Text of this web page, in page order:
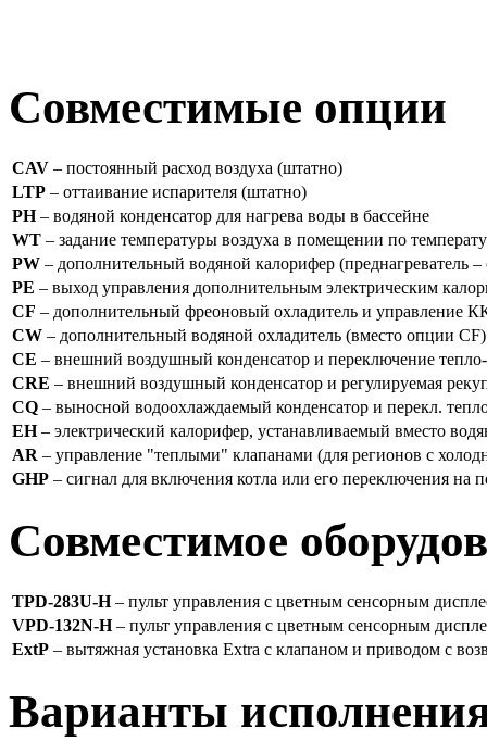
Совместимые опции
CAV – постоянный расход воздуха (штатно)
LTP – оттаивание испарителя (штатно)
PH– водяной конденсатор для нагрева воды в бассейне
WT – задание температуры воздуха в помещении по
PW – дополнительный водяной калорифер (преднагреватель –
PE – выход управления дополнительным электрическим
CF – дополнительный фреоновый охладитель и управление
CW – дополнительный водяной охладитель (вместо опции CF)
CE – внешний воздушный конденсатор и переключение
CRE – внешний воздушный конденсатор и регулируемая
CQ – выносной водоохлаждаемый конденсатор и перекл.
EH– электрический калорифер, устанавливаемый вместо
AR – управление "теплыми" клапанами (для регионов с
GHP – сигнал для включения котла или его переключения
Совместимое
TPD-283U-H– пульт управления с цветным сенсорным
VPD-132N-H– пульт управления с цветным сенсорным
ExtP – вытяжная установка Extra с клапаном и приводом с
Варианты